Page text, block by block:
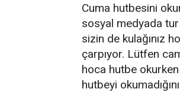
Cuma hutbesini
sosyal medyada tur
sizin de kulağınız
çarpıyor. Lütfen
hoca hutbe
hutbeyi